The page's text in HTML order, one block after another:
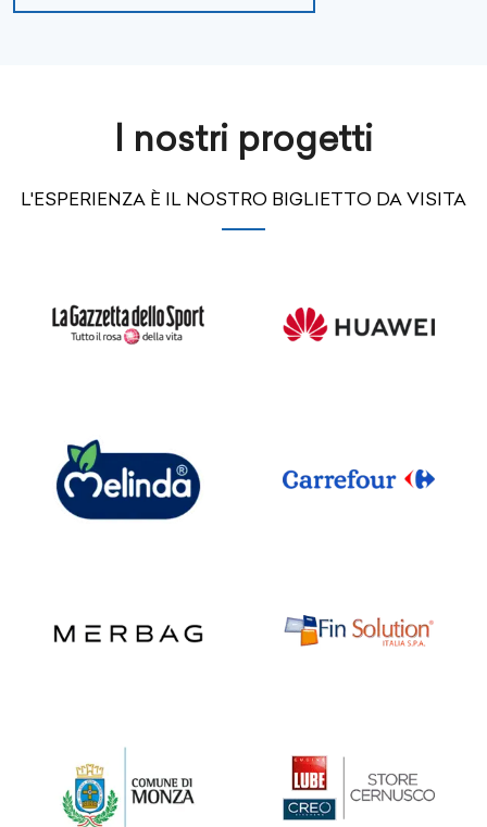
I nostri progetti
L'ESPERIENZA È IL NOSTRO BIGLIETTO DA VISITA